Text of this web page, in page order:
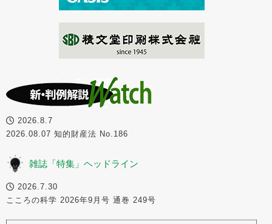
2026.8.7
2026.08.07 知的財産法 No.186
雑誌「特集」ヘッドライン
2026.7.30
こころの科学 2026年9月号 通巻 249号